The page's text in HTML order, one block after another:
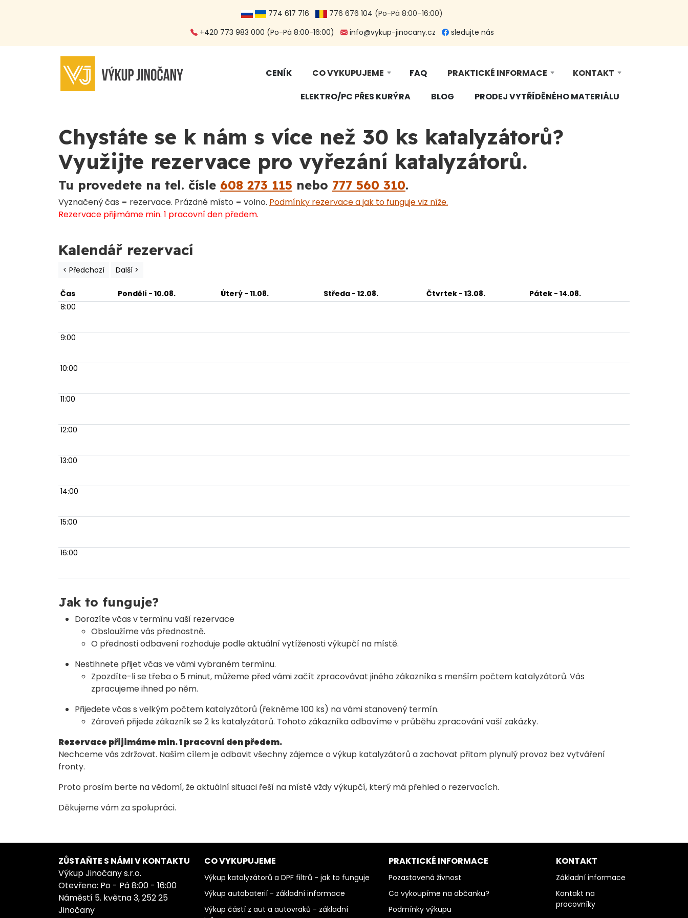
774 617 716 776 676 104 (Po-Pá 8:00–16:00)
+420 773 983 000 (Po-Pá 8:00-16:00)
info@vykup-jinocany.cz sledujte nás
CENÍK CO VYKUPUJEME FAQ PRAKTICKÉ INFORMACE
KONTAKT
ELEKTRO/PC PŘES KURÝRA
BLOG PRODEJ VYTŘÍDĚNÉHO MATERIÁLU
Chystáte se k nám s více než 30 ks katalyzátorů?
Využijte rezervace pro vyřezání katalyzátorů.
Tu provedete na tel. čísle 608 273 115 nebo 777 560 310.
Vyznačený čas = rezervace. Prázdné místo = volno. Podmínky rezervace a jak to funguje viz níže.
Rezervace přijimáme min. 1 pracovní den předem.
Kalendář rezervací
< Předchozí Další >
Čas Pondělí - 10.08. Úterý - 11.08. Středa - 12.08. Čtvrtek - 13.08. Pátek - 14.08.
8:00
9:00
10:00
11:00
12:00
13:00
14:00
15:00
16:00
Jak to funguje?
Dorazíte včas v termínu vaší rezervace
Obsloužíme vás přednostně.
O přednosti odbavení rozhoduje podle aktuální vytíženosti výkupčí na místě.
Nestihnete přijet včas ve vámi vybraném termínu.
Zpozdíte-li se třeba o 5 minut, můžeme před vámi začít zpracovávat jiného zákazníka s menším počtem katalyzátorů. Vás
zpracujeme ihned po něm.
Přijedete včas s velkým počtem katalyzátorů (řekněme 100 ks) na vámi stanovený termín.
Zároveň přijede zákazník se 2 ks katalyzátorů. Tohoto zákazníka odbavíme v průběhu zpracování vaší zakázky.
Rezervace přijimáme min. 1 pracovní den předem.
Nechceme vás zdržovat. Naším cílem je odbavit všechny zájemce o výkup katalyzátorů a zachovat přitom plynulý provoz bez vytváření
fronty.
Proto prosím berte na vědomí, že aktuální situaci řeší na místě vždy výkupčí, který má přehled o rezervacích.
Děkujeme vám za spolupráci.
ZŮSTAŇTE S NÁMI V KONTAKTU
Výkup Jinočany s.r.o.
Otevřeno: Po - Pá 8:00 - 16:00
Náměstí 5. května 3, 252 25
Jinočany
CO VYKUPUJEME
Výkup katalyzátorů a DPF filtrů - jak to funguje
Výkup autobaterií - základní informace
Výkup částí z aut a autovraků - základní
PRAKTICKÉ INFORMACE
Pozastavená živnost
Co vykoupíme na občanku?
Podmínky výkupu
KONTAKT
Základní informace
Kontakt na
pracovníky